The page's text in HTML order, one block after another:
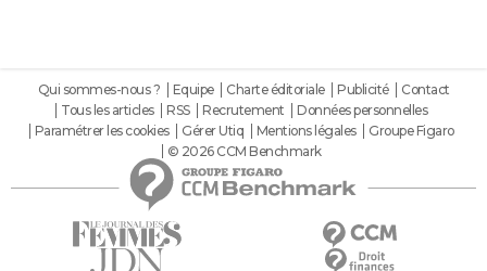
Qui sommes-nous ? Equipe Charte éditoriale Publicité
Contact
Tous les articles
RSS Recrutement
Données personnelles
Paramétrer les cookies
Gérer Utiq Mentions légales
Groupe Figaro
© 2026 CCM Benchmark